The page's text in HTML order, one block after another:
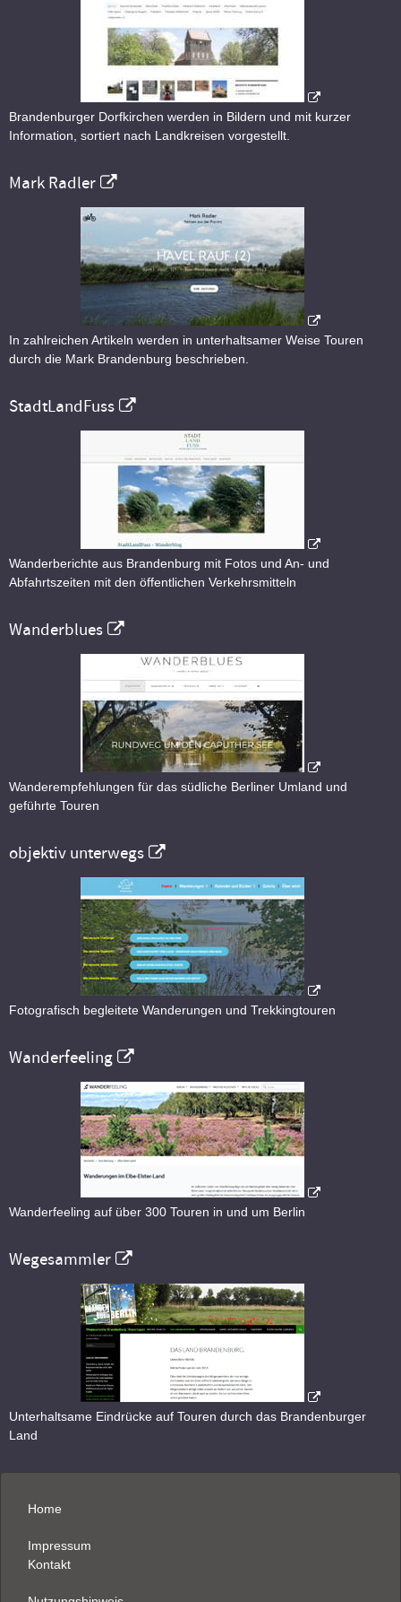
Brandenburger Dorfkirchen werden in Bildern und mit kurzer
Information, sortiert nach Landkreisen vorgestellt.
Mark Radler
In zahlreichen Artikeln werden in unterhaltsamer Weise Touren
durch die Mark Brandenburg beschrieben.
StadtLandFuss
Wanderberichte aus Brandenburg mit Fotos und An- und
Abfahrtszeiten mit den öffentlichen Verkehrsmitteln
Wanderblues
Wanderempfehlungen für das südliche Berliner Umland und
geführte Touren
objektiv unterwegs
Fotografisch begleitete Wanderungen und Trekkingtouren
Wanderfeeling
Wanderfeeling auf über 300 Touren in und um Berlin
Wegesammler
Unterhaltsame Eindrücke auf Touren durch das Brandenburger
Land
Home
Impressum
Kontakt